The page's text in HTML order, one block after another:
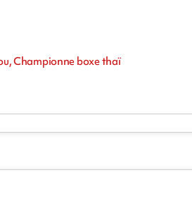
Championne boxe thaï